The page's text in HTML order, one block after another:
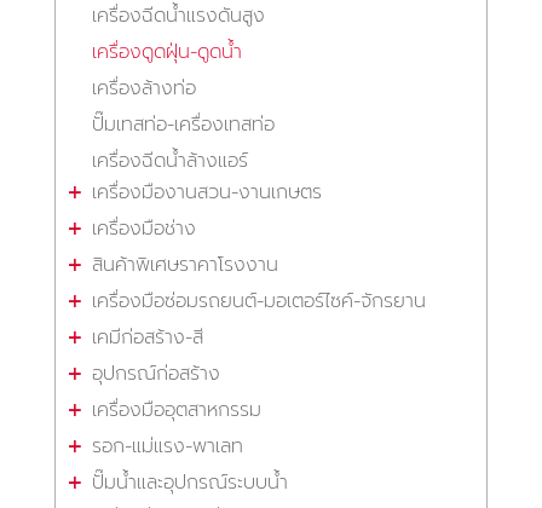
เครื่องฉีดน้ำแรงดันสูง
เครื่องดูดฝุ่น-ดูดน้ำ
เครื่องล้างท่อ
ปั๊มเทสท่อ-เครื่องเทสท่อ
เครื่องฉีดน้ำล้างแอร์
เครื่องมืองานสวน-งานเกษตร
เครื่องมือช่าง
สินค้าพิเศษราคาโรงงาน
เครื่องมือซ่อมรถยนต์-มอเตอร์ไซค์-จักรยาน
เคมีก่อสร้าง-สี
อุปกรณ์ก่อสร้าง
เครื่องมืออุตสาหกรรม
รอก-แม่แรง-พาเลท
ปั๊มน้ำและอุปกรณ์ระบบน้ำ